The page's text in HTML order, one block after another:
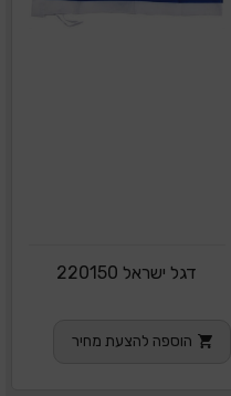
דגל ישראל 220150
הוספה להצעת מחיר